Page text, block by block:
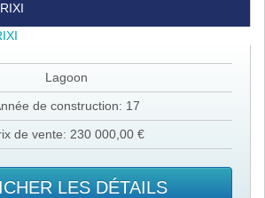
Lagoon
de construction: 17
de vente: 230 000,00 €
LES DÉTAILS